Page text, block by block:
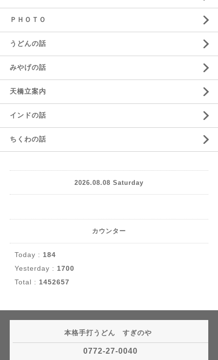
ＰＨＯＴＯ
うどんの話
みやげの話
天橋立案内
インドの話
ちくわの話
2026.08.08 Saturday
カウンター
Today : 184
Yesterday : 1700
Total : 1452657
本格手打うどん すぎのや
0772-27-0040